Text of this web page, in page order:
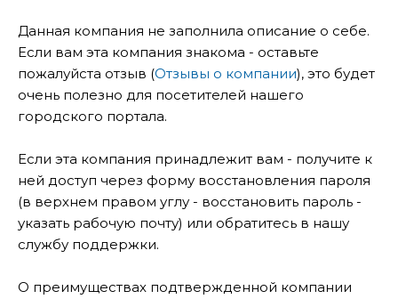
Данная компания не заполнила описание о себе.
Если вам эта компания знакома - оставьте
пожалуйста отзыв (Отзывы о компании), это будет
очень полезно для посетителей нашего
городского портала.
Если эта компания принадлежит вам - получите к
ней доступ через форму восстановления пароля
(в верхнем правом углу - восстановить пароль -
указать рабочую почту) или обратитесь в нашу
службу поддержки.
О преимуществах подтвержденной компании